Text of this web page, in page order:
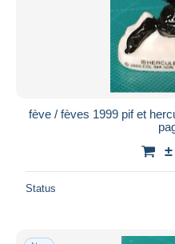
fève / fèves 1999 pif et
Status